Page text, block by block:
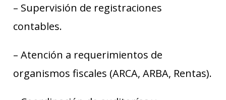
– Supervisión de registraciones
contables.
– Atención a requerimientos de
organismos fiscales (ARCA, ARBA, Rentas).